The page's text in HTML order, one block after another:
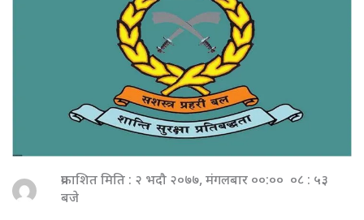
प्रकाशित मिति : २ भदौ २०७७, मंगलबार ००:०० ०८ : ५३
बजे